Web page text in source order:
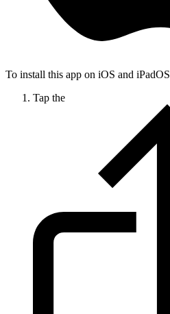
To install this app on iOS and iPadOS
Tap the